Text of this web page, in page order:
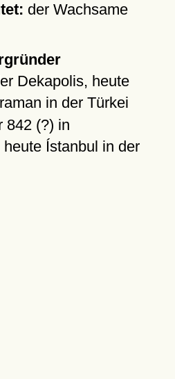
der Wachsame
Dekapolis, heute
in der Türkei
842 (?) in
heute Ístanbul in der